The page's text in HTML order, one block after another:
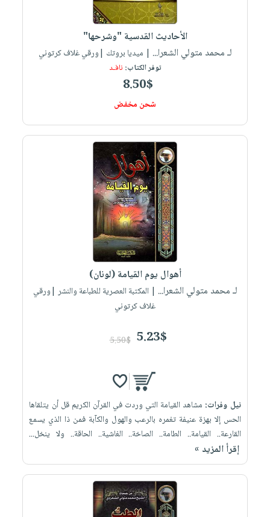
الأحاديث القدسية "وشرحها"
لـ محمد متولي الشعرا... | ميديا بروتك |ورقي غلاف كرتوني
توفر الكتاب: نافـد
8.50$
شحن مخفض
أهوال يوم القيامة (لونان)
لـ محمد متولي الشعرا... | المكتبة العصرية للطباعة والنشر |ورقي
غلاف كرتوني
5.23$
5.50$
نيل وفرات: مشاهد القيامة التي وردت في القرآن الكريم قل أن يتلقاها
الحس إلا بهزة عنيفة تغمره بالرعب والهول والكآبة فمن ذا الذي يسمع
القارعة.. القيامة.. الطامة.. الصاخة.. الغاشية.. الحاقة.. ولا ينخل...
إقرأ المزيد »